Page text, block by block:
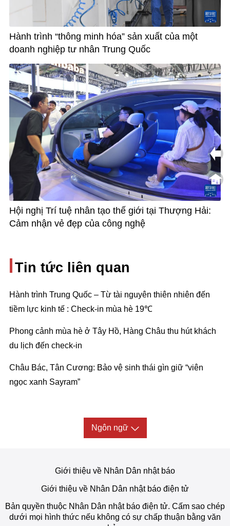
Hành trình “thông minh hóa” sản xuất của một
doanh nghiệp tư nhân Trung Quốc
Hội nghị Trí tuệ nhân tạo thế giới tại Thượng Hải:
Cảm nhận vẻ đẹp của công nghệ
Tin tức liên quan
Hành trình Trung Quốc – Từ tài nguyên thiên nhiên đến
tiềm lực kinh tế : Check-in mùa hè 19℃
Phong cảnh mùa hè ở Tây Hồ, Hàng Châu thu hút khách
du lịch đến check-in
Châu Bác, Tân Cương: Bảo vệ sinh thái gìn giữ “viên
ngọc xanh Sayram”
Ngôn ngữ
Giới thiệu về Nhân Dân nhật báo
Giới thiệu về Nhân Dân nhật báo điện tử
Bản quyền thuộc Nhân Dân nhật báo điện tử. Cấm sao chép
dưới mọi hình thức nếu không có sự chấp thuận bằng văn